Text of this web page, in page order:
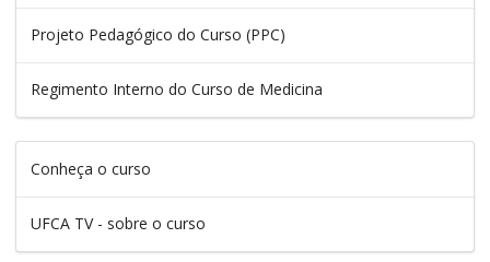
Projeto Pedagógico do Curso (PPC)
Regimento Interno do Curso de Medicina
Conheça o curso
UFCA TV - sobre o curso